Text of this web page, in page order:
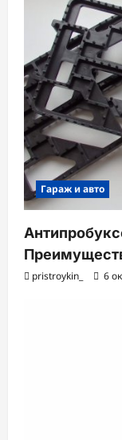
Гараж и авто
pristroykin_ 6